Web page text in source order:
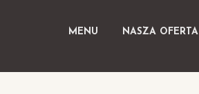
MENU NASZA OFERTA